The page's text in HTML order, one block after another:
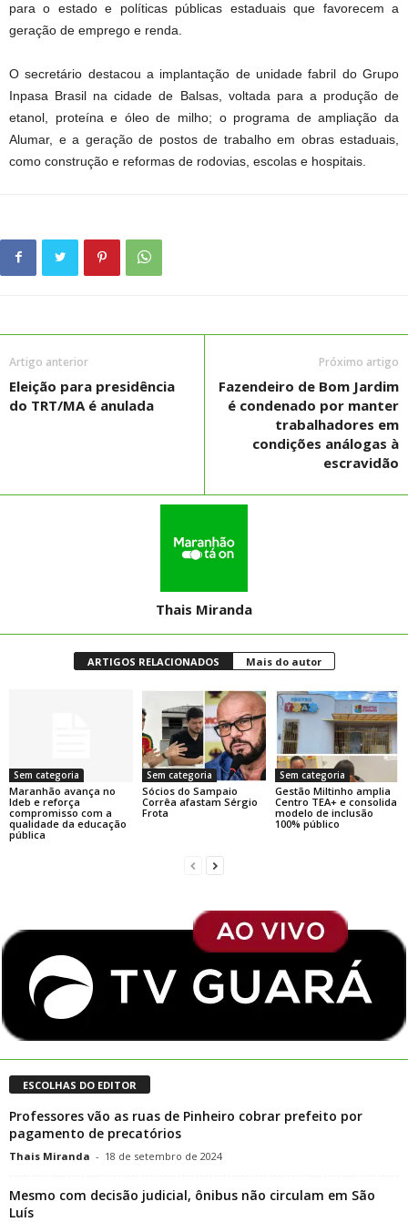
para o estado e políticas públicas estaduais que favorecem a
geração de emprego e renda.
O secretário destacou a implantação de unidade fabril do Grupo
Inpasa Brasil na cidade de Balsas, voltada para a produção de
etanol, proteína e óleo de milho; o programa de ampliação da
Alumar, e a geração de postos de trabalho em obras estaduais,
como construção e reformas de rodovias, escolas e hospitais.
Artigo anterior
Eleição para presidência
do TRT/MA é anulada
Próximo artigo
Fazendeiro de Bom Jardim
é condenado por manter
trabalhadores em
condições análogas à
escravidão
Thais Miranda
ARTIGOS RELACIONADOS Mais do autor
Sem categoria
Maranhão avança no
Ideb e reforça
compromisso com a
qualidade da educação
pública
Sem categoria
Sócios do Sampaio
Corrêa afastam Sérgio
Frota
Sem categoria
Gestão Miltinho amplia
Centro TEA+ e consolida
modelo de inclusão
100% público
ESCOLHAS DO EDITOR
Professores vão as ruas de Pinheiro cobrar prefeito por
pagamento de precatórios
Thais Miranda - 18 de setembro de 2024
Mesmo com decisão judicial, ônibus não circulam em São
Luís